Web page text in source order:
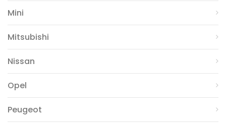
Mini
Mitsubishi
Nissan
Opel
Peugeot